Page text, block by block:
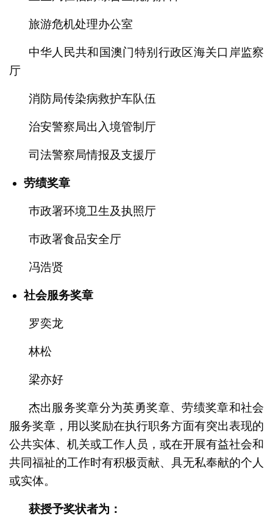
旅游危机处理办公室
中华人民共和国澳门特别行政区海关口岸监察
厅
消防局传染病救护车队伍
治安警察局出入境管制厅
司法警察局情报及支援厅
劳绩奖章
巿政署环境卫生及执照厅
巿政署食品安全厅
冯浩贤
社会服务奖章
罗奕龙
林松
梁亦好
杰出服务奖章分为英勇奖章、劳绩奖章和社会
服务奖章，用以奖励在执行职务方面有突出表现的
公共实体、机关或工作人员，或在开展有益社会和
共同福祉的工作时有积极贡献、具无私奉献的个人
或实体。
获授予奖状者为：